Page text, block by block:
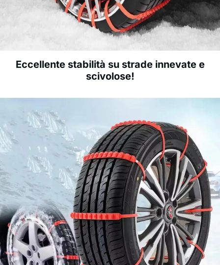
Eccellente stabilità su strade innevate e
scivolose!